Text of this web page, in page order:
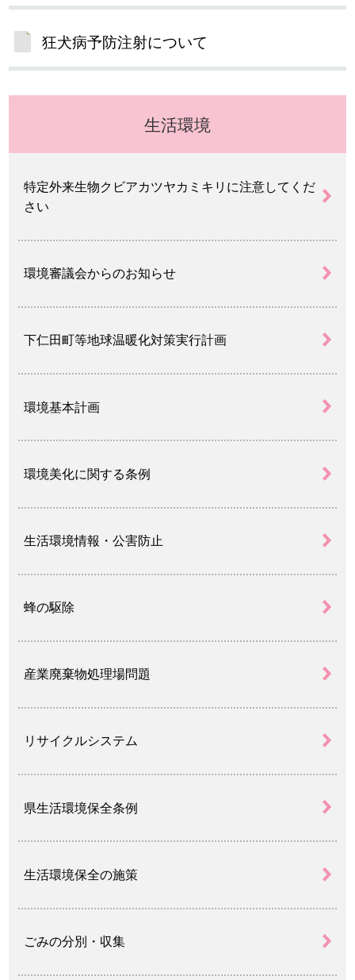
狂犬病予防注射について
生活環境
特定外来生物クビアカツヤカミキリに注意してくだ
さい
環境審議会からのお知らせ
下仁田町等地球温暖化対策実行計画
環境基本計画
環境美化に関する条例
生活環境情報・公害防止
蜂の駆除
産業廃棄物処理場問題
リサイクルシステム
県生活環境保全条例
生活環境保全の施策
ごみの分別・収集